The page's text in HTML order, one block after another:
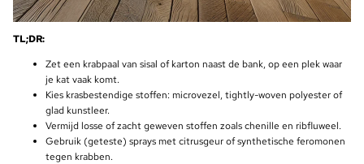
TL;DR:
Zet een krabpaal van sisal of karton naast de bank, op een plek waar
je kat vaak komt.
Kies krasbestendige stoffen: microvezel, tightly-woven polyester of
glad kunstleer.
Vermijd losse of zacht geweven stoffen zoals chenille en ribfluweel.
Gebruik (geteste) sprays met citrusgeur of synthetische feromonen
tegen krabben.